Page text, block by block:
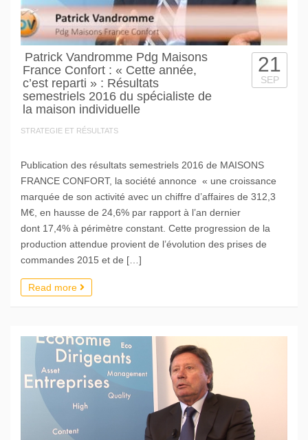
Patrick Vandromme Pdg Maisons
France Confort : « Cette année,
c’est reparti » : Résultats
semestriels 2016 du spécialiste de
la maison individuelle
STRATEGIE ET RÉSULTATS
21
SEP
Publication des résultats semestriels 2016 de MAISONS
FRANCE CONFORT, la société annonce « une croissance
marquée de son activité avec un chiffre d’affaires de 312,3
M€, en hausse de 24,6% par rapport à l’an dernier
dont 17,4% à périmètre constant. Cette progression de la
production attendue provient de l’évolution des prises de
commandes 2015 et de […]
Read more